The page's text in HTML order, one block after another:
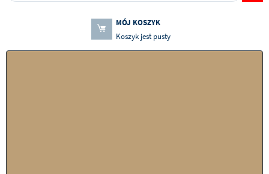
MÓJ KOSZYK
Koszyk jest pusty